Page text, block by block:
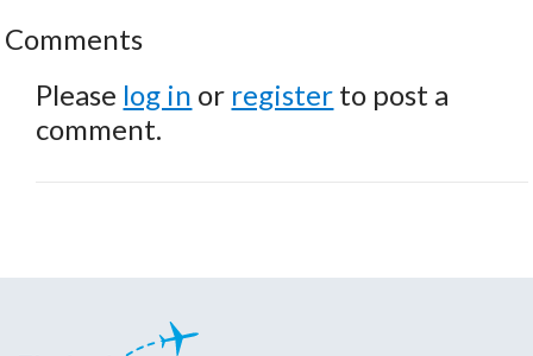
Comments
Please log in or register to post a
comment.